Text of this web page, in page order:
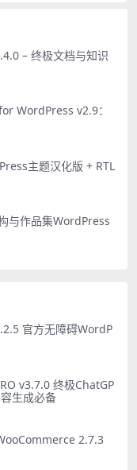
– 终极文档与知识
WordPress v2.9：
主题汉化版 + RTL
与作品集WordPress
官方无障碍WordP
v3.7.0 终极ChatGP
生成必备
2.7.3